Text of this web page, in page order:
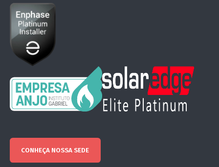
CONHEÇA NOSSA SEDE